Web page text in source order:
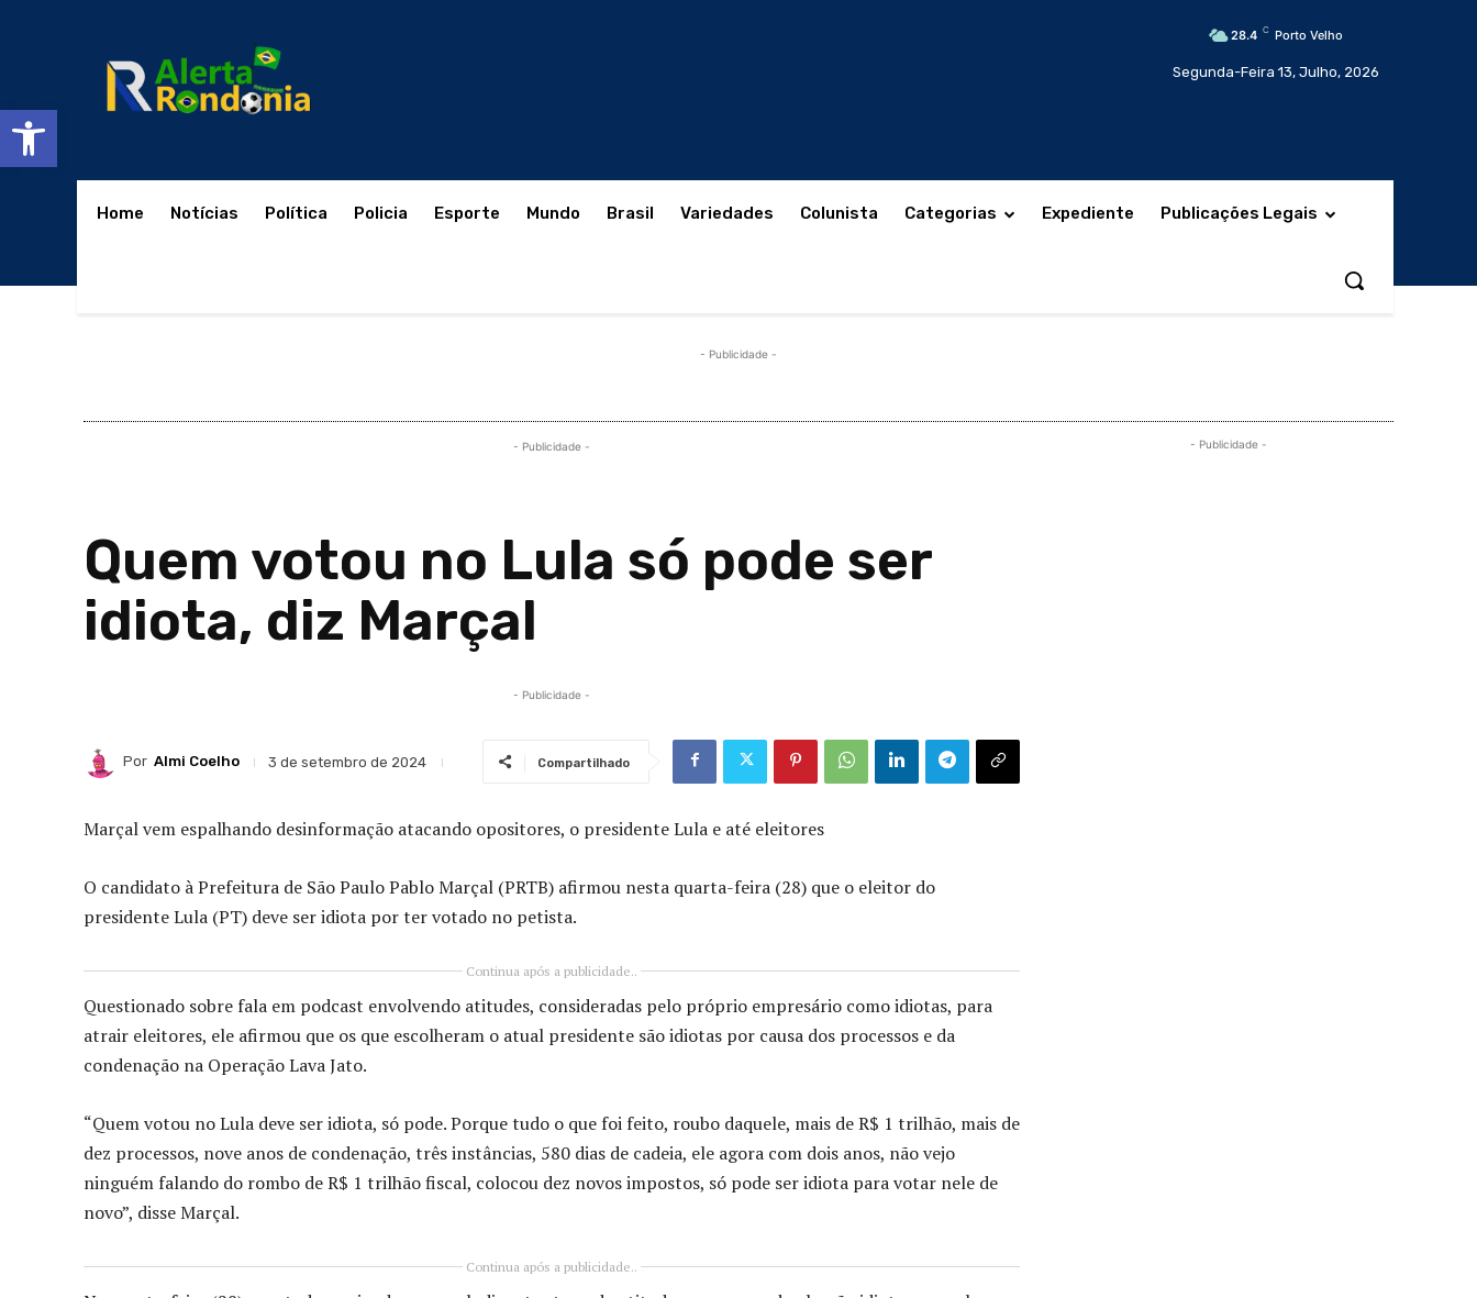
Abrir a barra de ferramentas
28.4 C Porto Velho
Segunda-Feira 13, Julho, 2026
Home Notícias Política Policia Esporte Mundo Brasil Variedades Colunista Categorias Expediente Publicações Legais
- Publicidade -
- Publicidade -
Quem votou no Lula só pode ser
idiota, diz Marçal
- Publicidade -
Por Almi Coelho 3 de setembro de 2024 Compartilhado
Marçal vem espalhando desinformação atacando opositores, o presidente Lula e até eleitores
O candidato à Prefeitura de São Paulo Pablo Marçal (PRTB) afirmou nesta quarta-feira (28) que o eleitor do
presidente Lula (PT) deve ser idiota por ter votado no petista.
Continua após a publicidade..
Questionado sobre fala em podcast envolvendo atitudes, consideradas pelo próprio empresário como idiotas, para
atrair eleitores, ele afirmou que os que escolheram o atual presidente são idiotas por causa dos processos e da
condenação na Operação Lava Jato.
“Quem votou no Lula deve ser idiota, só pode. Porque tudo o que foi feito, roubo daquele, mais de R$ 1 trilhão, mais de
dez processos, nove anos de condenação, três instâncias, 580 dias de cadeia, ele agora com dois anos, não vejo
ninguém falando do rombo de R$ 1 trilhão fiscal, colocou dez novos impostos, só pode ser idiota para votar nele de
novo”, disse Marçal.
Continua após a publicidade..
- Publicidade -